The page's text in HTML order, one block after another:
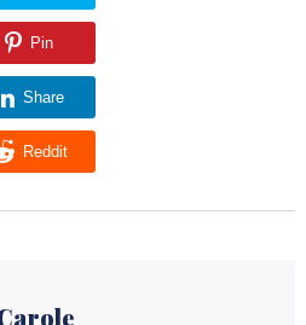
Pin
Share
Reddit